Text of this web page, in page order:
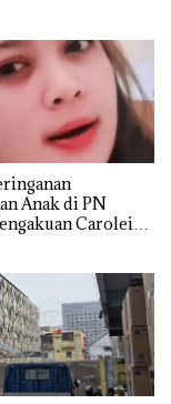
Anak di PN
Carolein